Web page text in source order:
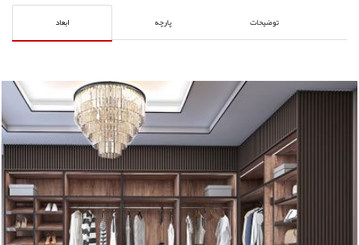
توضیحات پارچه ابعاد